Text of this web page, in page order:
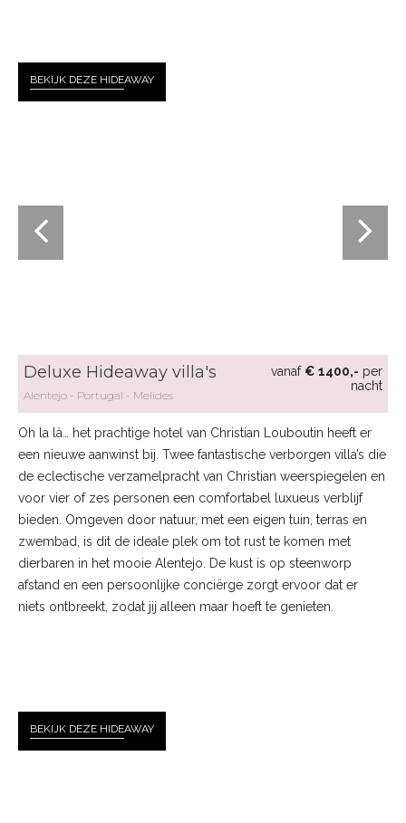
BEKIJK DEZE HIDEAWAY
vanaf € 1400,- per
nacht
Deluxe Hideaway villa's
Alentejo Portugal Melides
Oh la là… het prachtige hotel van Christian Louboutin heeft er
een nieuwe aanwinst bij. Twee fantastische verborgen villa’s die
de eclectische verzamelpracht van Christian weerspiegelen en
voor vier of zes personen een comfortabel luxueus verblijf
bieden. Omgeven door natuur, met een eigen tuin, terras en
zwembad, is dit de ideale plek om tot rust te komen met
dierbaren in het mooie Alentejo. De kust is op steenworp
afstand en een persoonlijke conciërge zorgt ervoor dat er
niets ontbreekt, zodat jij alleen maar hoeft te genieten.
BEKIJK DEZE HIDEAWAY